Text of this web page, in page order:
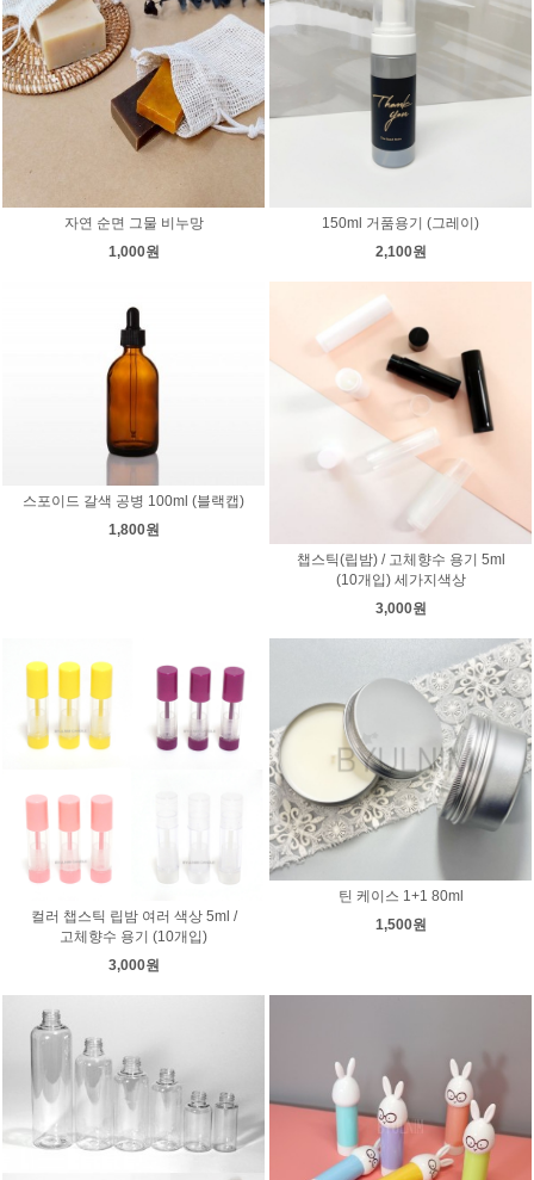
자연 순면 그물 비누망
1,000원
150ml 거품용기 (그레이)
2,100원
스포이드 갈색 공병 100ml (블랙캡)
1,800원
챕스틱(립밤) / 고체향수 용기 5ml
(10개입) 세가지색상
3,000원
컬러 챕스틱 립밤 여러 색상 5ml /
고체향수 용기 (10개입)
3,000원
틴 케이스 1+1 80ml
1,500원